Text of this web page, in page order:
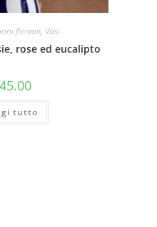
floreali, Vasi
rose ed eucalipto
45.00
tutto